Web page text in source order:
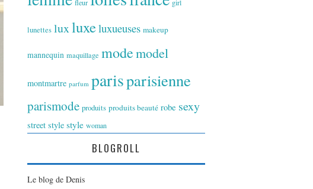
fleur girl
lunettes luxluxeluxueuses makeup
mannequin maquillage modemodel
montmartre parfum parisparisienne
parismode produits produits beauté robe sexy
street style style woman
BLOGROLL
Le blog de Denis